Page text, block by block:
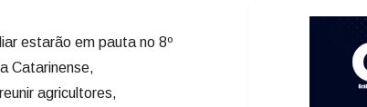
estarão em pauta no 8º
Catarinense,
agricultores,